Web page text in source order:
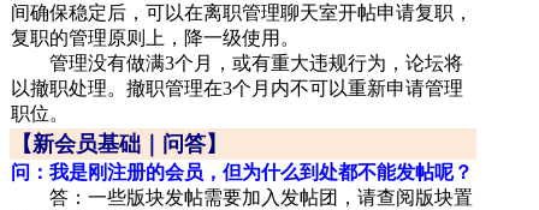
间确保稳定后，可以在离职管理聊天室开帖申请复职，
复职的管理原则上，降一级使用。
管理没有做满3个月，或有重大违规行为，论坛将
以撤职处理。撤职管理在3个月内不可以重新申请管理
职位。
【新会员基础｜问答】
问：我是刚注册的会员，但为什么到处都不能发帖呢？
答：一些版块发帖需要加入发帖团，请查阅版块置